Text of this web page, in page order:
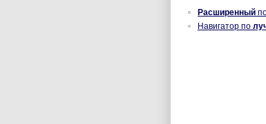
Расширенный
Навигатор по